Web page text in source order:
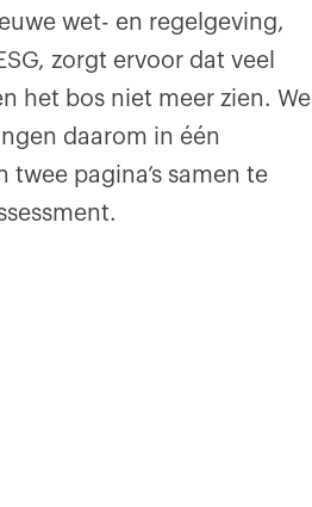
wet- en regelgeving,
zorgt ervoor dat veel
het bos niet meer zien. We
daarom in één
pagina’s samen te